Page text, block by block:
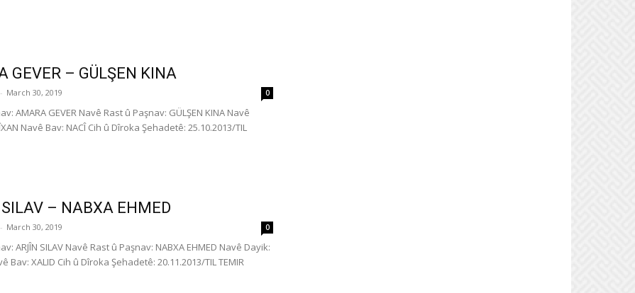
GEVER – GÜLŞEN KINA
- March 30, 2019 0
AMARA GEVER Navê Rast û Paşnav: GÜLŞEN KINA Navê
Navê Bav: NACÎ Cih û Dîroka Şehadetê: 25.10.2013/TIL
– NABXA EHMED
- March 30, 2019 0
ARJÎN SILAV Navê Rast û Paşnav: NABXA EHMED Navê Dayik:
Bav: XALID Cih û Dîroka Şehadetê: 20.11.2013/TIL TEMIR